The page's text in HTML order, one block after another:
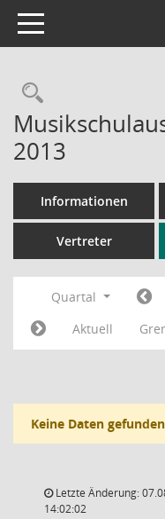
Toggle navigation
2013
Informationen
Vertreter
Quartal
Aktuell
Keine Daten
Letzte Änderung:
14:02:02